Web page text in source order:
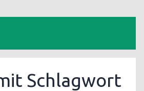
Schlagwort